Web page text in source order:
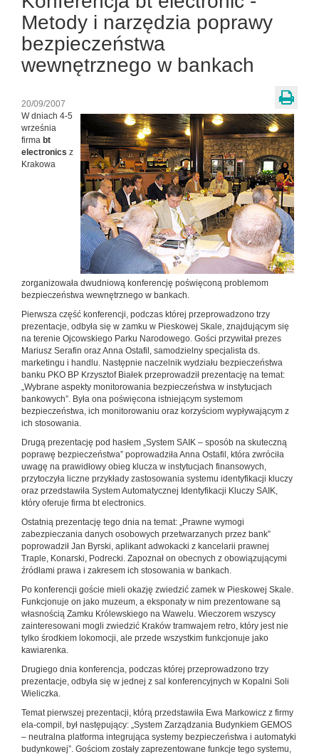
Metody i narzędzia poprawy
bezpieczeństwa
wewnętrznego w bankach
20/09/2007
W dniach 4-5
września
firma bt
electronics z
Krakowa
zorganizowała dwudniową konferencję poświęconą problemom
bezpieczeństwa wewnętrznego w bankach.
Pierwsza część konferencji, podczas której przeprowadzono trzy
prezentacje, odbyła się w zamku w Pieskowej Skale, znajdującym się
na terenie Ojcowskiego Parku Narodowego. Gości przywitał prezes
Mariusz Serafin oraz Anna Ostafil, samodzielny specjalista ds.
marketingu i handlu. Następnie naczelnik wydziału bezpieczeństwa
banku PKO BP Krzysztof Białek przeprowadził prezentację na temat:
„Wybrane aspekty monitorowania bezpieczeństwa w instytucjach
bankowych”. Była ona poświęcona istniejącym systemom
bezpieczeństwa, ich monitorowaniu oraz korzyściom wypływającym z
ich stosowania.
Drugą prezentację pod hasłem „System SAIK – sposób na skuteczną
poprawę bezpieczeństwa” poprowadziła Anna Ostafil, która zwróciła
uwagę na prawidłowy obieg klucza w instytucjach finansowych,
przytoczyła liczne przykłady zastosowania systemu identyfikacji kluczy
oraz przedstawiła System Automatycznej Identyfikacji Kluczy SAIK,
który oferuje firma bt electronics.
Ostatnią prezentację tego dnia na temat: „Prawne wymogi
zabezpieczania danych osobowych przetwarzanych przez bank”
poprowadził Jan Byrski, aplikant adwokacki z kancelarii prawnej
Traple, Konarski, Podrecki. Zapoznał on obecnych z obowiązującymi
źródłami prawa i zakresem ich stosowania w bankach.
Po konferencji goście mieli okazję zwiedzić zamek w Pieskowej Skale.
Funkcjonuje on jako muzeum, a eksponaty w nim prezentowane są
własnością Zamku Królewskiego na Wawelu. Wieczorem wszyscy
zainteresowani mogli zwiedzić Kraków tramwajem retro, który jest nie
tylko środkiem lokomocji, ale przede wszystkim funkcjonuje jako
kawiarenka.
Drugiego dnia konferencja, podczas której przeprowadzono trzy
prezentacje, odbyła się w jednej z sal konferencyjnych w Kopalni Soli
Wieliczka.
Temat pierwszej prezentacji, którą przedstawiła Ewa Markowicz z firmy
ela-compil, był następujący: „System Zarządzania Budynkiem GEMOS
– neutralna platforma integrująca systemy bezpieczeństwa i automatyki
budynkowej”. Gościom zostały zaprezentowane funkcje tego systemu,